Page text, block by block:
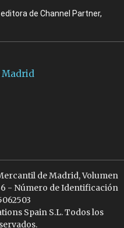
de Channel Partner,
Madrid
de Madrid, Volumen
- Número de Identificación
Spain S.L. Todos los